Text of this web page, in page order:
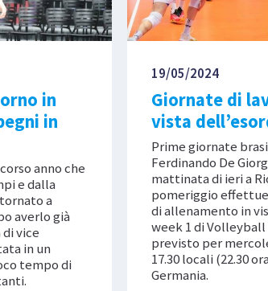
in
in
anno che
e dalla
a
averlo già
vice
in un
tempo di
19/05/2024
Giornate di
vista
Prime giornate
Ferdinando De
mattinata di ieri a
pomeriggio
di allenamento in
week 1 di
previsto per
17.30 locali (22.30
Germania.